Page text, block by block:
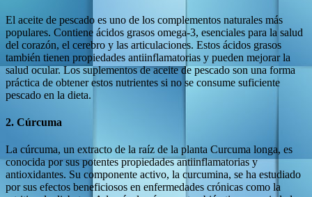
El aceite de pescado es uno de los complementos naturales más
populares. Contiene ácidos grasos omega-3, esenciales para la salud
del corazón, el cerebro y las articulaciones. Estos ácidos grasos
también tienen propiedades antiinflamatorias y pueden mejorar la
salud ocular. Los suplementos de aceite de pescado son una forma
práctica de obtener estos nutrientes si no se consume suficiente
pescado en la dieta.
2. Cúrcuma
La cúrcuma, un extracto de la raíz de la planta Curcuma longa, es
conocida por sus potentes propiedades antiinflamatorias y
antioxidantes. Su componente activo, la curcumina, se ha estudiado
por sus efectos beneficiosos en enfermedades crónicas como la